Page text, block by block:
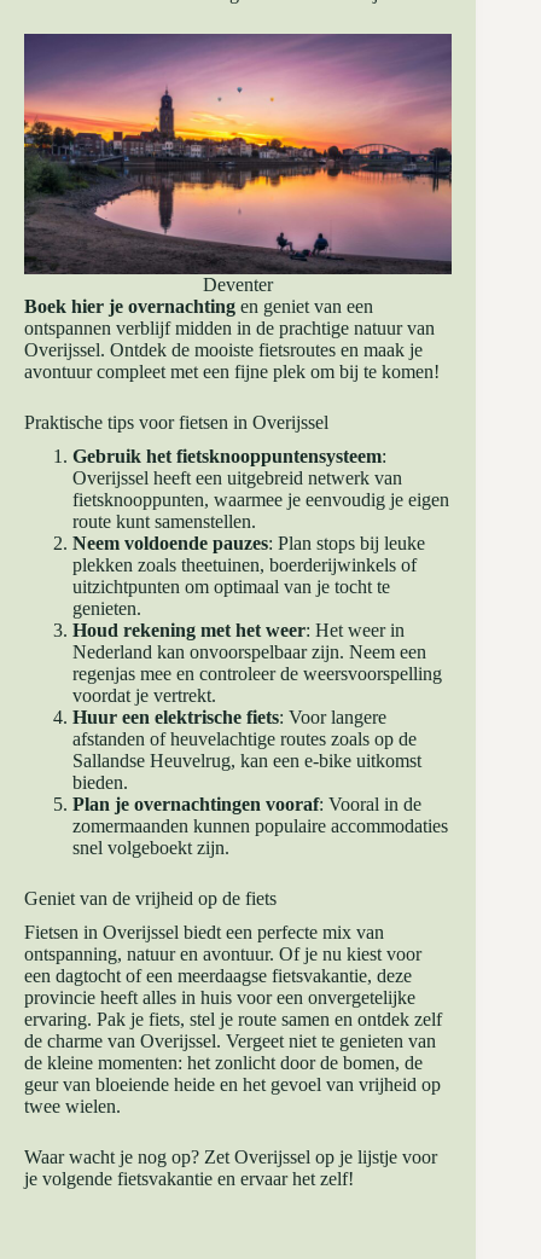
Deventer
Boek hier je overnachting en geniet van een
ontspannen verblijf midden in de prachtige natuur van
Overijssel. Ontdek de mooiste fietsroutes en maak je
avontuur compleet met een fijne plek om bij te komen!
Praktische tips voor fietsen in Overijssel
Gebruik het fietsknooppuntensysteem:
Overijssel heeft een uitgebreid netwerk van
fietsknooppunten, waarmee je eenvoudig je eigen
route kunt samenstellen.
Neem voldoende pauzes: Plan stops bij leuke
plekken zoals theetuinen, boerderijwinkels of
uitzichtpunten om optimaal van je tocht te
genieten.
Houd rekening met het weer: Het weer in
Nederland kan onvoorspelbaar zijn. Neem een
regenjas mee en controleer de weersvoorspelling
voordat je vertrekt.
Huur een elektrische fiets: Voor langere
afstanden of heuvelachtige routes zoals op de
Sallandse Heuvelrug, kan een e-bike uitkomst
bieden.
Plan je overnachtingen vooraf: Vooral in de
zomermaanden kunnen populaire accommodaties
snel volgeboekt zijn.
Geniet van de vrijheid op de fiets
Fietsen in Overijssel biedt een perfecte mix van
ontspanning, natuur en avontuur. Of je nu kiest voor
een dagtocht of een meerdaagse fietsvakantie, deze
provincie heeft alles in huis voor een onvergetelijke
ervaring. Pak je fiets, stel je route samen en ontdek zelf
de charme van Overijssel. Vergeet niet te genieten van
de kleine momenten: het zonlicht door de bomen, de
geur van bloeiende heide en het gevoel van vrijheid op
twee wielen.
Waar wacht je nog op? Zet Overijssel op je lijstje voor
je volgende fietsvakantie en ervaar het zelf!